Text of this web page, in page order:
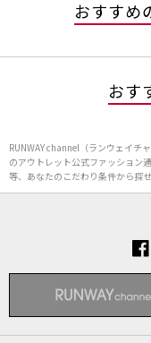
おすすめ
おす
RUNWAY channel（ランウェイチ
のアウトレット公式ファッション
等、あなたのこだわり条件から探